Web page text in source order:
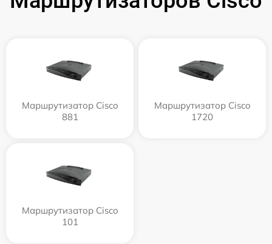
Маршрутизатор Cisco
881
Маршрутизатор Cisco
1720
Маршрутизатор Cisco
101